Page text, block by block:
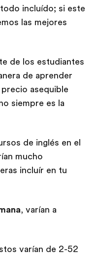
incluído; si este
las mejores
de los estudiantes
de aprender
asequible
siempre es la
de inglés en el
mucho
incluír en tu
, varían a
varían de 2-52